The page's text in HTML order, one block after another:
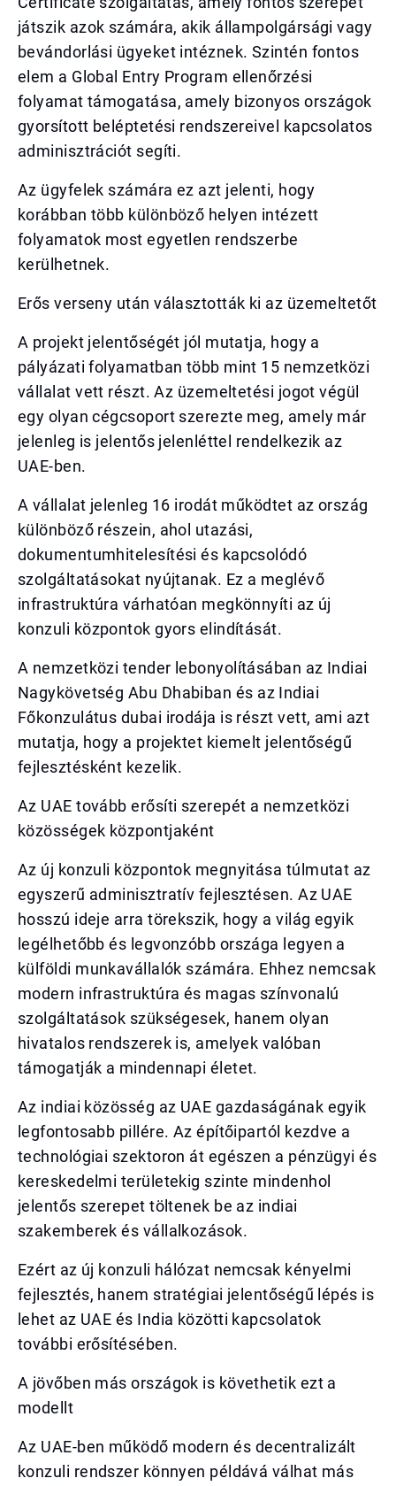
játszik azok számára, akik állampolgársági vagy
bevándorlási ügyeket intéznek. Szintén fontos
elem a Global Entry Program ellenőrzési
folyamat támogatása, amely bizonyos országok
gyorsított beléptetési rendszereivel kapcsolatos
adminisztrációt segíti.
Az ügyfelek számára ez azt jelenti, hogy
korábban több különböző helyen intézett
folyamatok most egyetlen rendszerbe
kerülhetnek.
Erős verseny után választották ki az üzemeltetőt
A projekt jelentőségét jól mutatja, hogy a
pályázati folyamatban több mint 15 nemzetközi
vállalat vett részt. Az üzemeltetési jogot végül
egy olyan cégcsoport szerezte meg, amely már
jelenleg is jelentős jelenléttel rendelkezik az
UAE-ben.
A vállalat jelenleg 16 irodát működtet az ország
különböző részein, ahol utazási,
dokumentumhitelesítési és kapcsolódó
szolgáltatásokat nyújtanak. Ez a meglévő
infrastruktúra várhatóan megkönnyíti az új
konzuli központok gyors elindítását.
A nemzetközi tender lebonyolításában az Indiai
Nagykövetség Abu Dhabiban és az Indiai
Főkonzulátus dubai irodája is részt vett, ami azt
mutatja, hogy a projektet kiemelt jelentőségű
fejlesztésként kezelik.
Az UAE tovább erősíti szerepét a nemzetközi
közösségek központjaként
Az új konzuli központok megnyitása túlmutat az
egyszerű adminisztratív fejlesztésen. Az UAE
hosszú ideje arra törekszik, hogy a világ egyik
legélhetőbb és legvonzóbb országa legyen a
külföldi munkavállalók számára. Ehhez nemcsak
modern infrastruktúra és magas színvonalú
szolgáltatások szükségesek, hanem olyan
hivatalos rendszerek is, amelyek valóban
támogatják a mindennapi életet.
Az indiai közösség az UAE gazdaságának egyik
legfontosabb pillére. Az építőipartól kezdve a
technológiai szektoron át egészen a pénzügyi és
kereskedelmi területekig szinte mindenhol
jelentős szerepet töltenek be az indiai
szakemberek és vállalkozások.
Ezért az új konzuli hálózat nemcsak kényelmi
fejlesztés, hanem stratégiai jelentőségű lépés is
lehet az UAE és India közötti kapcsolatok
további erősítésében.
A jövőben más országok is követhetik ezt a
modellt
Az UAE-ben működő modern és decentralizált
konzuli rendszer könnyen példává válhat más